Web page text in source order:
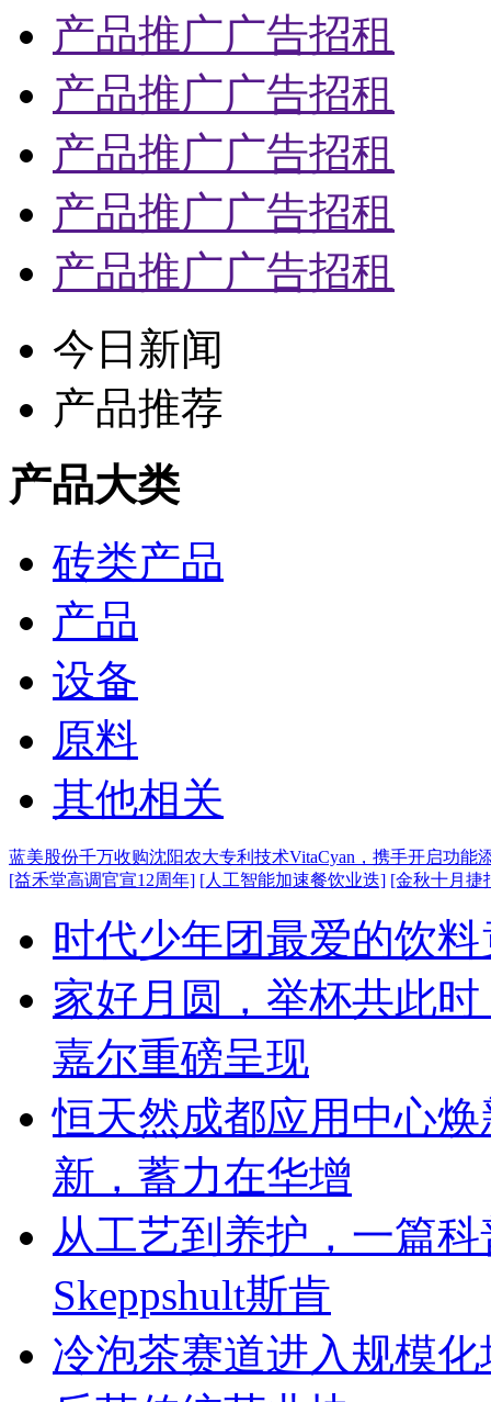
产品推广广告招租
产品推广广告招租
产品推广广告招租
产品推广广告招租
产品推广广告招租
今日新闻
产品推荐
产品大类
砖类产品
产品
设备
原料
其他相关
蓝美股份千万收购沈阳农大专利技术VitaCyan，携手开启功能
[益禾堂高调官宣12周年] [人工智能加速餐饮业迭] [金秋十月捷
时代少年团最爱的饮
家好月圆，举杯共此
嘉尔重磅呈现
恒天然成都应用中心
新，蓄力在华增
从工艺到养护，一篇
Skeppshult斯肯
冷泡茶赛道进入规模